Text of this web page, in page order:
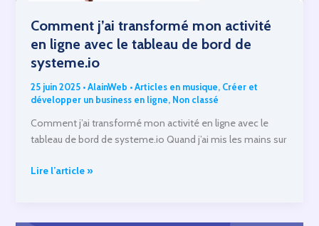
Comment j’ai transformé mon activité
en ligne avec le tableau de bord de
systeme.io
25 juin 2025 •AlainWeb •Articles en musique, Créer et
développer un business en ligne, Non classé
Comment j’ai transformé mon activité en ligne avec le
tableau de bord de systeme.io Quand j’ai mis les mains sur
Comment
Lire l’article »